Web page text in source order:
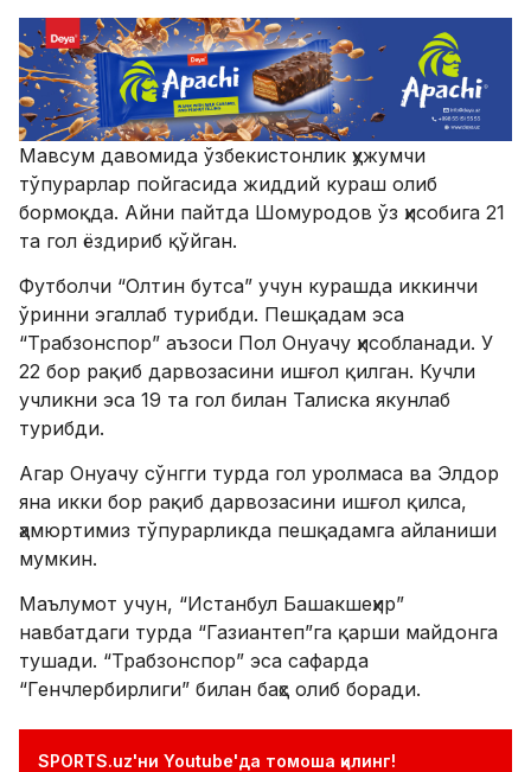
Мавсум давомида ўзбекистонлик ҳужумчи
тўпурарлар пойгасида жиддий кураш олиб
бормоқда. Айни пайтда Шомуродов ўз ҳисобига 21
та гол ёздириб қўйган.
Футболчи “Олтин бутса” учун курашда иккинчи
ўринни эгаллаб турибди. Пешқадам эса
“Трабзонспор” аъзоси Пол Онуачу ҳисобланади. У
22 бор рақиб дарвозасини ишғол қилган. Кучли
учликни эса 19 та гол билан Талиска якунлаб
турибди.
Агар Онуачу сўнгги турда гол уролмаса ва Элдор
яна икки бор рақиб дарвозасини ишғол қилса,
ҳамюртимиз тўпурарликда пешқадамга айланиши
мумкин.
Маълумот учун, “Истанбул Башакшеҳир”
навбатдаги турда “Газиантеп”га қарши майдонга
тушади. “Трабзонспор” эса сафарда
“Генчлербирлиги” билан баҳс олиб боради.
SPORTS.uz'ни Youtube'да томоша қилинг!